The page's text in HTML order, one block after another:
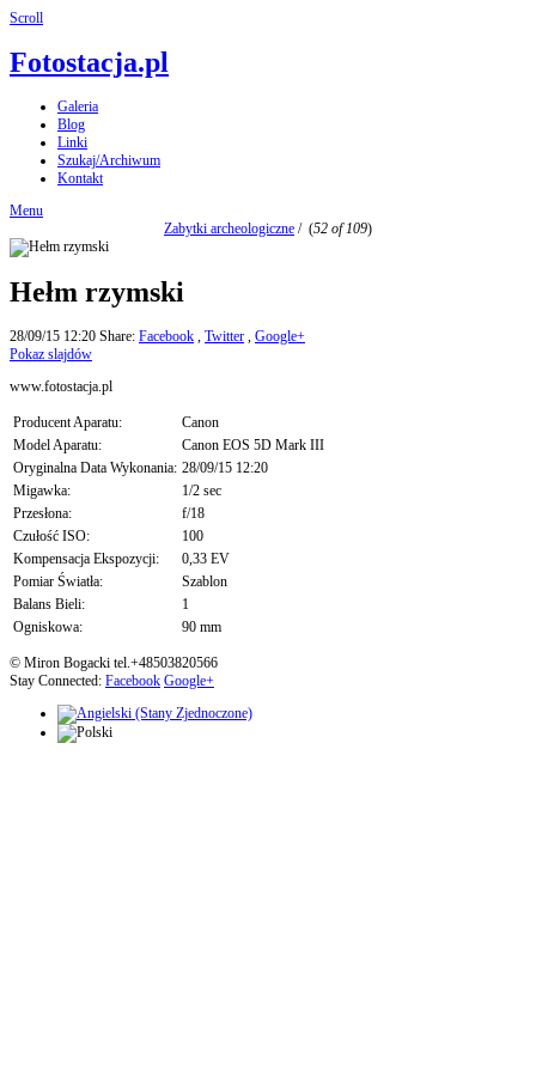
Scroll
Fotostacja.pl
Galeria
Blog
Linki
Szukaj/Archiwum
Kontakt
Menu
Zabytki archeologiczne / (52 of 109)
Hełm rzymski
28/09/15 12:20 Share: Facebook , Twitter , Google+
Pokaz slajdów
www.fotostacja.pl
Producent Aparatu:
Canon
Model Aparatu:
Canon EOS 5D Mark III
Oryginalna Data Wykonania: 28/09/15 12:20
Migawka:
1/2 sec
Przesłona:
f/18
Czułość ISO:
100
Kompensacja Ekspozycji:
0,33 EV
Pomiar Światła:
Szablon
Balans Bieli:
1
Ogniskowa:
90 mm
© Miron Bogacki tel.+48503820566
Stay Connected: Facebook Google+